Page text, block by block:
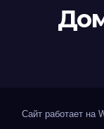
Сайт работает на